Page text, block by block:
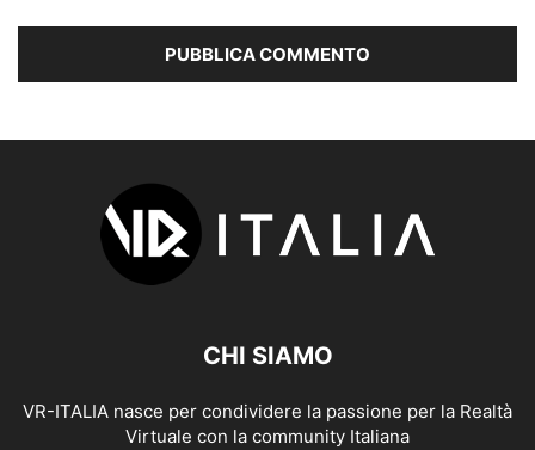
CHI SIAMO
VR-ITALIA nasce per condividere la passione per la Realtà
Virtuale con la community Italiana